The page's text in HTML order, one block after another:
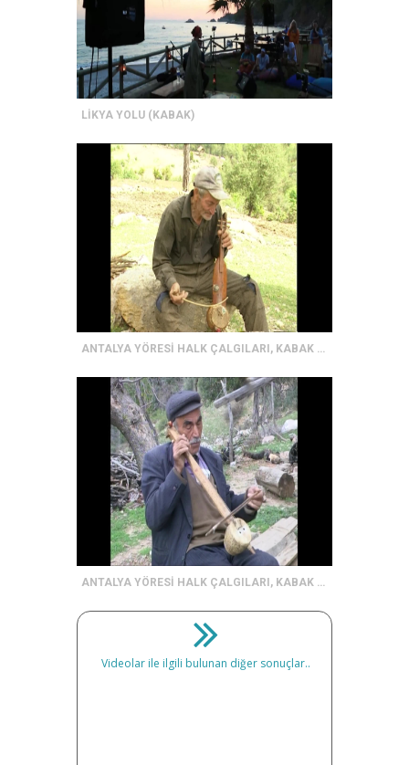
LİKYA YOLU (KABAK)
ANTALYA YÖRESİ HALK ÇALGILARI, KABAK KEMANE
ANTALYA YÖRESİ HALK ÇALGILARI, KABAK KEMANE
Videolar ile ilgili bulunan diğer sonuçlar..